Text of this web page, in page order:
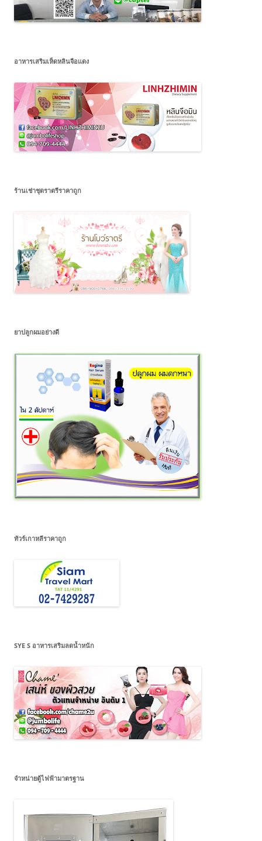
อาหารเสริมเห็ดหลินจือแดง
ร้านเช่าชุดราตรีราคาถูก
ยาปลูกผมอย่างดี
ทัวร์เกาหลีราคาถูก
SYE S อาหารเสริมลดน้ำหนัก
จำหน่ายตู้ไฟฟ้ามาตรฐาน